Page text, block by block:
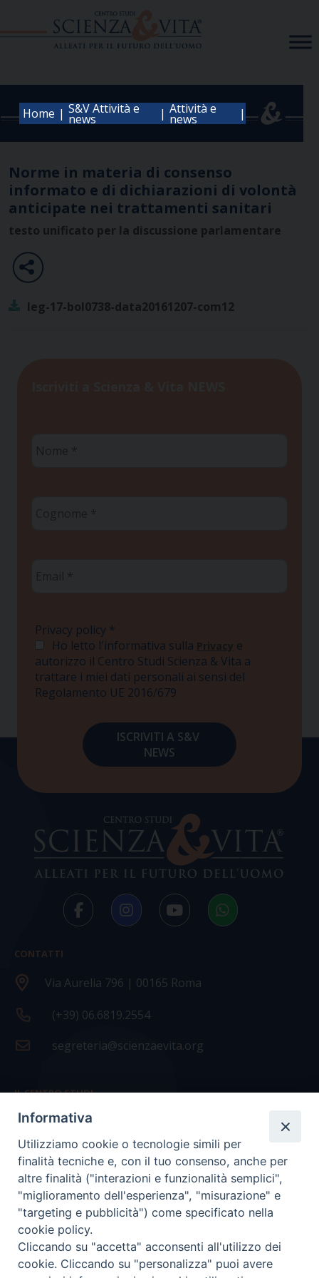
Home | S&V Attività e
news | Attività e
news |
Norme in materia di consenso
informato e di dichiarazioni di volontà
anticipate nei trattamenti sanitari
testo unificato per la discussione parlamentare
leg-17-bol0738-data20161207-com12
Privacy policy *
Ho letto l'informativa sulla Privacy e
autorizzo il Centro Studi Scienza & Vita a
trattare i miei dati personali ai sensi del
Regolamento UE 2016/679
CONTATTI
Via Aurelia 796 | 00165 Roma
(+39) 06.6819.2554
segreteria@scienzaevita.org
IL CENTRO STUDI
La nostra storia
Statuto
Presidenza e ufficio presidenza
Consiglio scientifico
Coordinamento nazionale
Informativa
Utilizziamo cookie o tecnologie simili per
finalità tecniche e, con il tuo consenso, anche per
altre finalità ("interazioni e funzionalità semplici",
"miglioramento dell'esperienza", "misurazione" e
"targeting e pubblicità") come specificato nella
cookie policy.
Cliccando su "accetta" acconsenti all'utilizzo dei
cookie. Cliccando su "personalizza" puoi avere